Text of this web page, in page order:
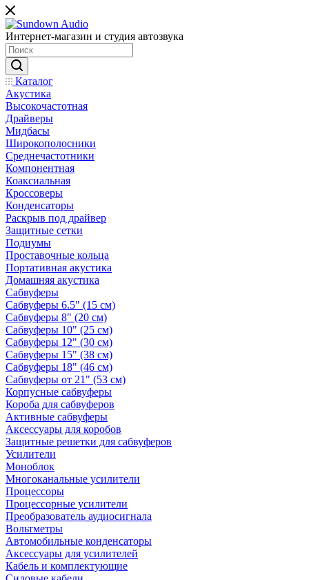
Интернет-магазин и студия автозвука
Каталог
Акустика
Высокочастотная
Драйверы
Мидбасы
Широкополосники
Среднечастотники
Компонентная
Коаксиальная
Кроссоверы
Конденсаторы
Раскрыв под драйвер
Защитные сетки
Подиумы
Проставочные кольца
Портативная акустика
Домашняя акустика
Сабвуферы
Сабвуферы 6.5" (15 см)
Сабвуферы 8" (20 см)
Сабвуферы 10" (25 см)
Сабвуферы 12" (30 см)
Сабвуферы 15" (38 см)
Сабвуферы 18" (46 см)
Сабвуферы от 21" (53 см)
Корпусные сабвуферы
Короба для сабвуферов
Активные сабвуферы
Аксессуары для коробов
Защитные решетки для сабвуферов
Усилители
Моноблок
Многоканальные усилители
Процессоры
Процессорные усилители
Преобразователь аудиосигнала
Вольтметры
Автомобильные конденсаторы
Аксессуары для усилителей
Кабель и комплектующие